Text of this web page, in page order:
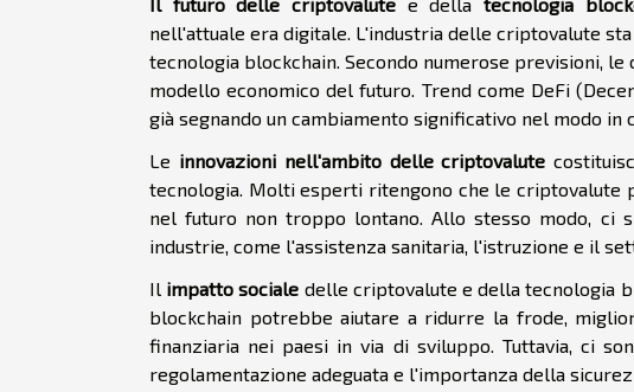
nell'attuale era digitale. L'industria delle criptovalute
tecnologia blockchain. Secondo numerose previsioni,
modello economico del futuro. Trend come DeFi
già segnando un cambiamento significativo nel modo
Le innovazioni nell'ambito delle criptovalute
tecnologia. Molti esperti ritengono che le criptovalute
nel futuro non troppo lontano. Allo stesso modo, ci
industrie, come l'assistenza sanitaria, l'istruzione e il
Il impatto sociale delle criptovalute e della tecnologia
blockchain potrebbe aiutare a ridurre la frode,
finanziaria nei paesi in via di sviluppo. Tuttavia, ci
regolamentazione adeguata e l'importanza della